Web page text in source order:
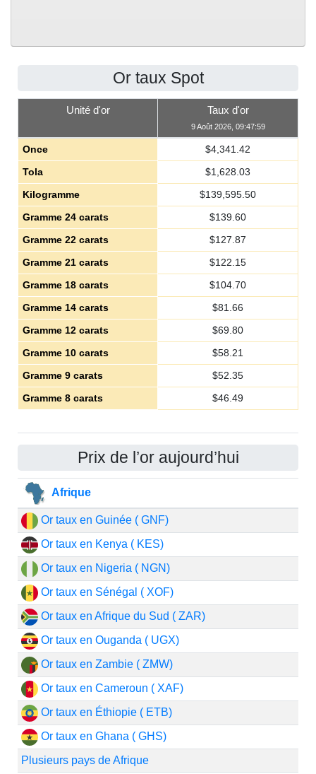
Or taux Spot
Unité d'or Taux d'or
9 Août 2026, 09:47:59
Once $4,341.42
Tola
$1,628.03
Kilogramme
$139,595.50
Gramme 24 carats
$139.60
Gramme 22 carats
$127.87
Gramme 21 carats
$122.15
Gramme 18 carats
$104.70
Gramme 14 carats
$81.66
Gramme 12 carats
$69.80
Gramme 10 carats
$58.21
Gramme 9 carats
$52.35
Gramme 8 carats
$46.49
Prix de l’or aujourd’hui
Afrique
Or taux en Guinée ( GNF)
Or taux en Kenya ( KES)
Or taux en Nigeria ( NGN)
Or taux en Sénégal ( XOF)
Or taux en Afrique du Sud ( ZAR)
Or taux en Ouganda ( UGX)
Or taux en Zambie ( ZMW)
Or taux en Cameroun ( XAF)
Or taux en Éthiopie ( ETB)
Or taux en Ghana ( GHS)
Plusieurs pays de Afrique